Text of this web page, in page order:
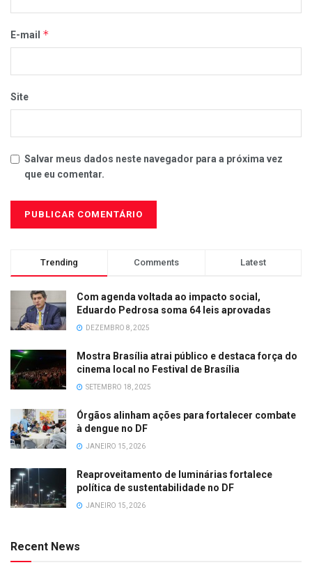
E-mail *
Site
Salvar meus dados neste navegador para a próxima vez
que eu comentar.
Trending Comments Latest
Com agenda voltada ao impacto social,
Eduardo Pedrosa soma 64 leis aprovadas
DEZEMBRO 8, 2025
Mostra Brasília atrai público e destaca força do
cinema local no Festival de Brasília
SETEMBRO 18, 2025
Órgãos alinham ações para fortalecer combate
à dengue no DF
JANEIRO 15, 2026
Reaproveitamento de luminárias fortalece
política de sustentabilidade no DF
JANEIRO 15, 2026
Recent News